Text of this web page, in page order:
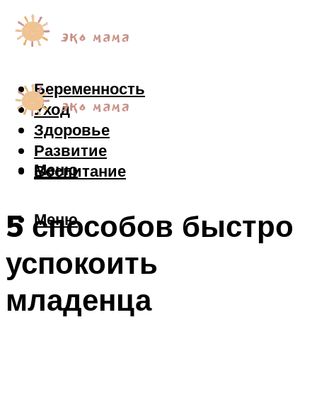
Беременность
Уход
Здоровье
Развитие
Воспитание
Меню
Меню
5 способов быстро
успокоить
младенца